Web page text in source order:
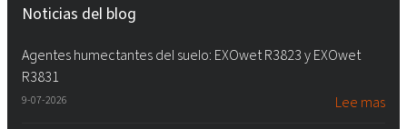
Noticias del blog
Agentes humectantes del suelo: EXOwet R3823 y EXOwet
R3831
9-07-2026 Lee mas